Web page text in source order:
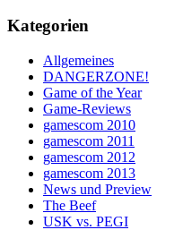
Kategorien
Allgemeines
DANGERZONE!
Game of the Year
Game-Reviews
gamescom 2010
gamescom 2011
gamescom 2012
gamescom 2013
News und Preview
The Beef
USK vs. PEGI